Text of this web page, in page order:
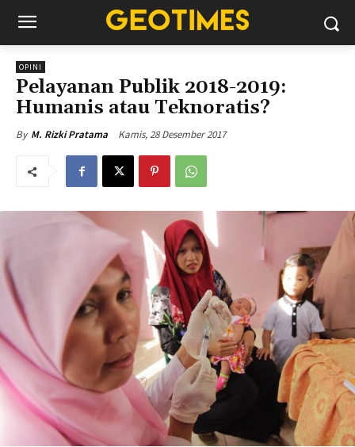
OPINI
Pelayanan Publik 2018-2019:
Humanis atau Teknoratis?
By M. Rizki Pratama Kamis, 28 Desember 2017